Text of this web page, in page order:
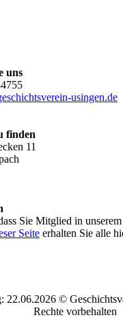
uns
usingen.de
finden
11
Sie Mitglied in
Seite erhalten Sie alle
22.06.2026 ©
Rechte vorbehalten